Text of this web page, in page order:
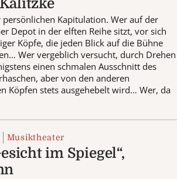
Kapitulation. Wer auf der
Depot in der elften Reihe sitzt, vor sich
Köpfe, die jeden Blick auf die Bühne
Wer vergeblich versucht, durch Drehen
einen schmalen Ausschnitt des
aber von den anderen
Köpfen stets ausgehebelt wird… Wer, da
Musiktheater
im Spiegel“,